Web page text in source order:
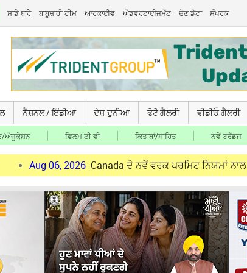
ਸਾਡੇ ਬਾਰੇ ਬਾਬੂਸ਼ਾਹੀ ਟੀਮ ਆਰਕਾਈਵ ਐਡਵਰਟਾਈਜਮੈਂਟ ਚੋਣ ਡੈਟਾ ਸੰਪਰਕ
ਨੈਸ਼ਨਲ / ਇੰਡੀਆ ਦੇਸ਼-ਦੁਨੀਆ ਫੋਟੋ ਗੈਲਰੀ ਵੀਡੀਓ ਗੈਲਰੀ
ਐਜੂਕੇ਼ਸ਼ਨ ਫਿਲਮ-ਟੀ ਵੀ ਕਿਤਾਬਾਂ/ਸਾਹਿਤ ਨਵੇਂ ਟਰੈਂਡਜ
06, 2026 Canada ਦੇ ਨਵੇਂ ਵਰਕ ਪਰਮਿਟ ਨਿਯਮਾਂ ਨਾਲ